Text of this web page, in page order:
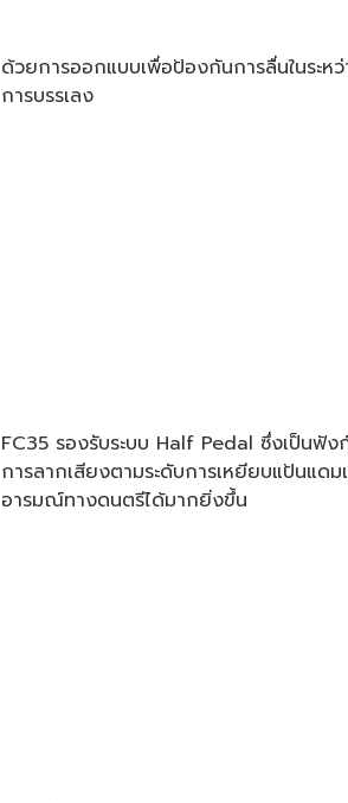
ด้วยการออกแบบเพื่อป้องกันการลื่นในระ
การบรรเลง
FC35 รองรับระบบ Half Pedal ซึ่งเป็นฟั
การลากเสียงตามระดับการเหยียบแป้นแด
อารมณ์ทางดนตรีได้มากยิ่งขึ้น